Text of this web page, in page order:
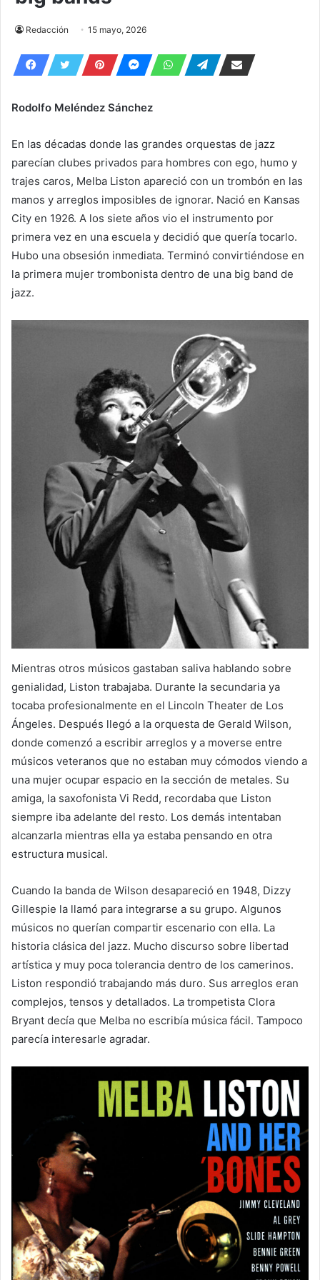
Redacción 15 mayo, 2026
Rodolfo Meléndez Sánchez
En las décadas donde las grandes orquestas de jazz
parecían clubes privados para hombres con ego, humo y
trajes caros, Melba Liston apareció con un trombón en las
manos y arreglos imposibles de ignorar. Nació en Kansas
City en 1926. A los siete años vio el instrumento por
primera vez en una escuela y decidió que quería tocarlo.
Hubo una obsesión inmediata. Terminó convirtiéndose en
la primera mujer trombonista dentro de una big band de
jazz.
Mientras otros músicos gastaban saliva hablando sobre
genialidad, Liston trabajaba. Durante la secundaria ya
tocaba profesionalmente en el Lincoln Theater de Los
Ángeles. Después llegó a la orquesta de Gerald Wilson,
donde comenzó a escribir arreglos y a moverse entre
músicos veteranos que no estaban muy cómodos viendo a
una mujer ocupar espacio en la sección de metales. Su
amiga, la saxofonista Vi Redd, recordaba que Liston
siempre iba adelante del resto. Los demás intentaban
alcanzarla mientras ella ya estaba pensando en otra
estructura musical.
Cuando la banda de Wilson desapareció en 1948, Dizzy
Gillespie la llamó para integrarse a su grupo. Algunos
músicos no querían compartir escenario con ella. La
historia clásica del jazz. Mucho discurso sobre libertad
artística y muy poca tolerancia dentro de los camerinos.
Liston respondió trabajando más duro. Sus arreglos eran
complejos, tensos y detallados. La trompetista Clora
Bryant decía que Melba no escribía música fácil. Tampoco
parecía interesarle agradar.